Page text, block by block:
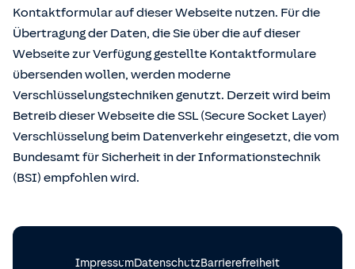
Kontaktformular auf dieser Webseite nutzen. Für die
Übertragung der Daten, die Sie über die auf dieser
Webseite zur Verfügung gestellte Kontaktformulare
übersenden wollen, werden moderne
Verschlüsselungstechniken genutzt. Derzeit wird beim
Betreib dieser Webseite die SSL (Secure Socket Layer)
Verschlüsselung beim Datenverkehr eingesetzt, die vom
Bundesamt für Sicherheit in der Informationstechnik
(BSI) empfohlen wird.
ImpressumDatenschutzBarrierefreiheit